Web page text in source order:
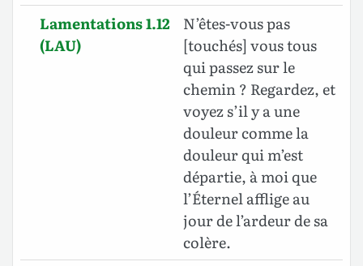
Lamentations 1.12
(LAU)
N’êtes-vous pas
[touchés] vous tous
qui passez sur le
chemin ? Regardez, et
voyez s’il y a une
douleur comme la
douleur qui m’est
départie, à moi que
l’Éternel afflige au
jour de l’ardeur de sa
colère.